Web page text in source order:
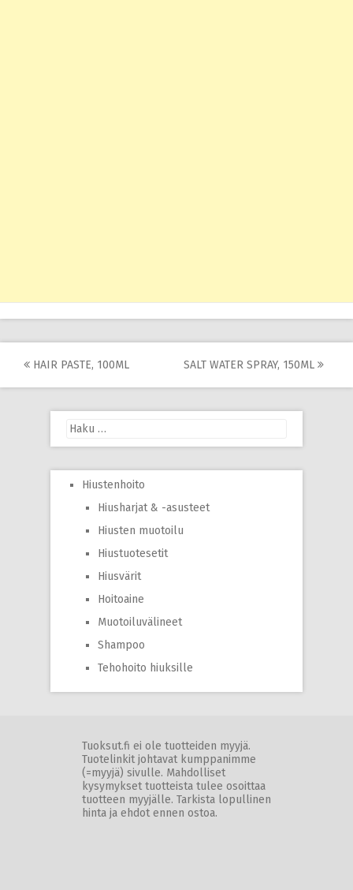
Post
navigation
HAIR PASTE, 100ML SALT WATER SPRAY, 150ML
Haku:
Hiustenhoito
Hiusharjat & -asusteet
Hiusten muotoilu
Hiustuotesetit
Hiusvärit
Hoitoaine
Muotoiluvälineet
Shampoo
Tehohoito hiuksille
Tuoksut.fi ei ole tuotteiden myyjä.
Tuotelinkit johtavat kumppanimme
(=myyjä) sivulle. Mahdolliset
kysymykset tuotteista tulee osoittaa
tuotteen myyjälle. Tarkista lopullinen
hinta ja ehdot ennen ostoa.